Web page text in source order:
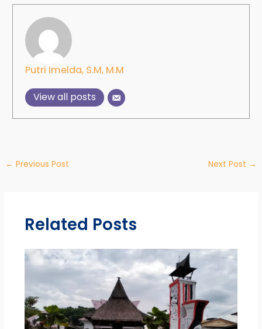
Putri Imelda, S.M, M.M
View all posts
← Previous Post Next Post →
Related Posts